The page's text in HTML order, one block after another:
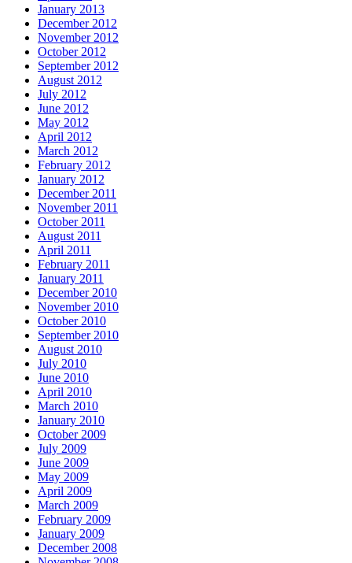
January 2013
December 2012
November 2012
October 2012
September 2012
August 2012
July 2012
June 2012
May 2012
April 2012
March 2012
February 2012
January 2012
December 2011
November 2011
October 2011
August 2011
April 2011
February 2011
January 2011
December 2010
November 2010
October 2010
September 2010
August 2010
July 2010
June 2010
April 2010
March 2010
January 2010
October 2009
July 2009
June 2009
May 2009
April 2009
March 2009
February 2009
January 2009
December 2008